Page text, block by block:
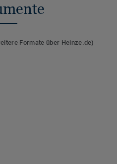
Formate über Heinze.de)